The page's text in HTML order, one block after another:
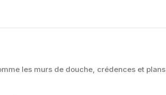
les murs de douche, crédences et plans